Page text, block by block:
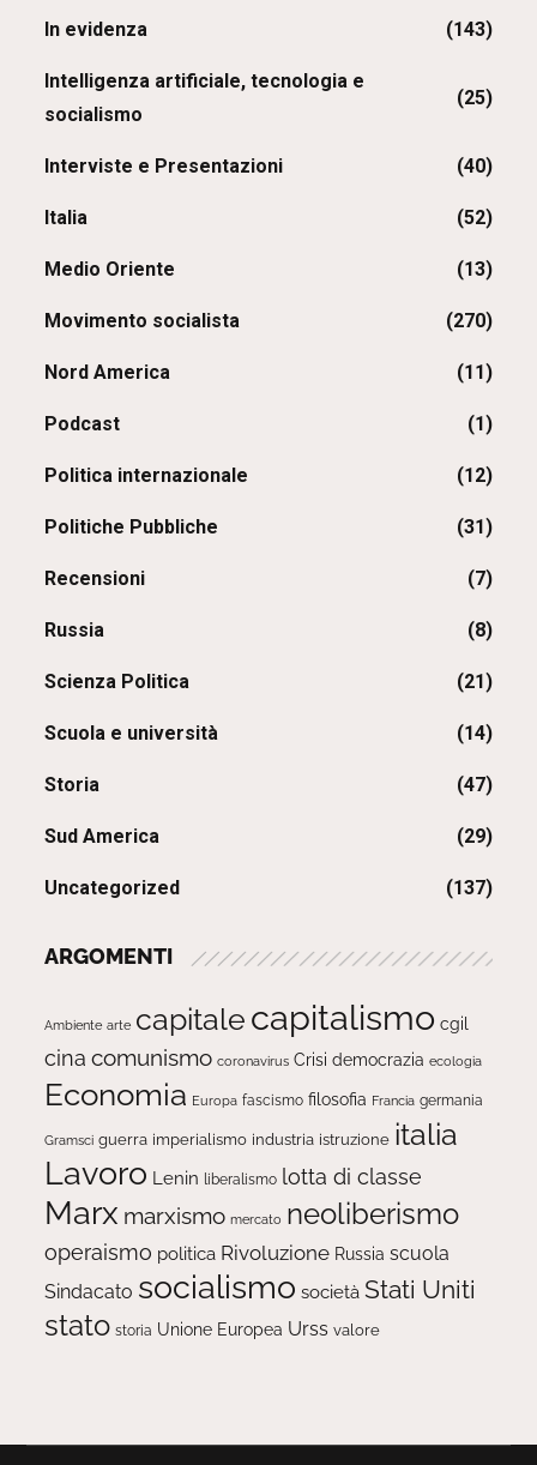
In evidenza (143)
Intelligenza artificiale, tecnologia e
socialismo
(25)
Interviste e Presentazioni (40)
Italia (52)
Medio Oriente (13)
Movimento socialista (270)
Nord America (11)
Podcast (1)
Politica internazionale (12)
Politiche Pubbliche (31)
Recensioni (7)
Russia (8)
Scienza Politica (21)
Scuola e università (14)
Storia (47)
Sud America (29)
Uncategorized (137)
ARGOMENTI
Ambiente arte capitale capitalismo cgil
cina comunismo coronavirus Crisi democrazia ecologia
Economia Europa fascismo filosofia Francia germania
Gramsci guerra imperialismo industria istruzione italia
Lavoro Lenin liberalismo lotta di classe
Marx marxismo mercato neoliberismo
operaismo politica Rivoluzione Russia scuola
Sindacato socialismo società Stati Uniti
stato storia Unione Europea Urss valore